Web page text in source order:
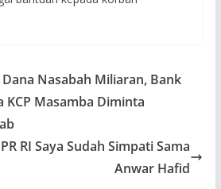
Nasabah Miliaran, Bank
KCP Masamba Diminta
RI Saya Sudah Simpati Sama
Anwar Hafid